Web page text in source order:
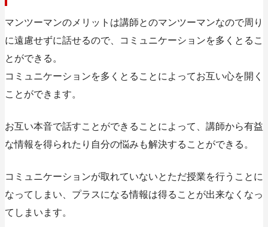
マンツーマンのメリットは講師とのマンツーマンなので周り
に遠慮せずに話せるので、コミュニケーションを多くとるこ
とができる。
コミュニケーションを多くとることによってお互い心を開く
ことができます。
お互い本音で話すことができることによって、講師から有益
な情報を得られたり自分の悩みも解決することができる。
コミュニケーションが取れていないとただ授業を行うことに
なってしまい、プラスになる情報は得ることが出来なくなっ
てしまいます。